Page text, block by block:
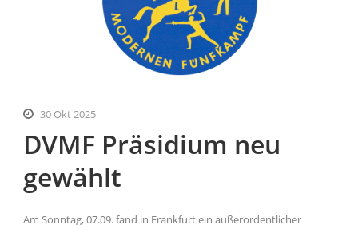
30 Okt 2025
DVMF Präsidium neu
gewählt
Am Sonntag, 07.09. fand in Frankfurt ein außerordentlicher